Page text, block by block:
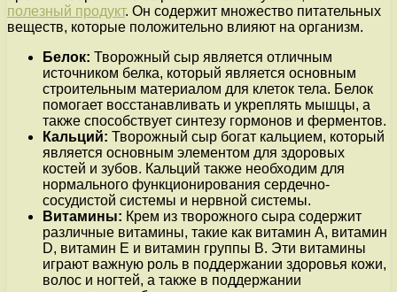
полезный продукт. Он содержит множество питательных
веществ, которые положительно влияют на организм.
Белок: Творожный сыр является отличным
источником белка, который является основным
строительным материалом для клеток тела. Белок
помогает восстанавливать и укреплять мышцы, а
также способствует синтезу гормонов и ферментов.
Кальций: Творожный сыр богат кальцием, который
является основным элементом для здоровых
костей и зубов. Кальций также необходим для
нормального функционирования сердечно-
сосудистой системы и нервной системы.
Витамины: Крем из творожного сыра содержит
различные витамины, такие как витамин А, витамин
D, витамин E и витамин группы В. Эти витамины
играют важную роль в поддержании здоровья кожи,
волос и ногтей, а также в поддержании